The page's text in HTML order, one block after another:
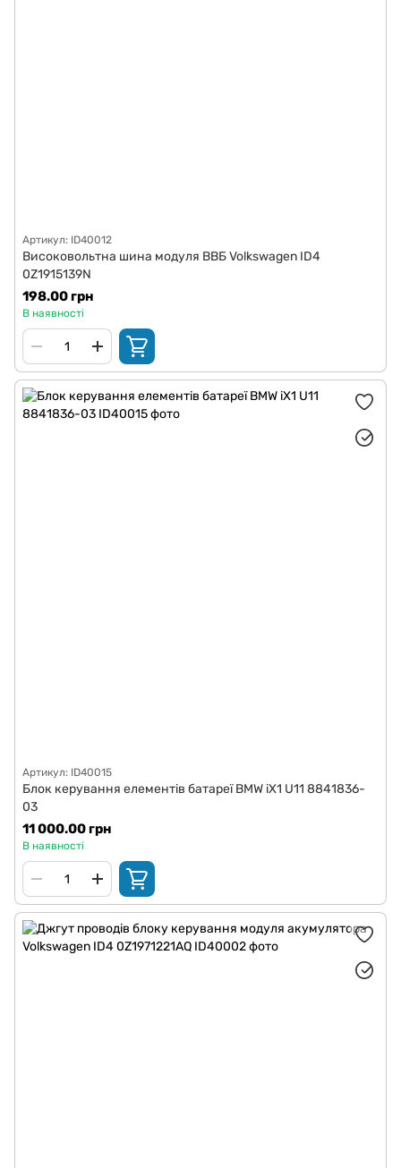
Артикул: ID40012
Високовольтна шина модуля ВВБ Volkswagen ID4
0Z1915139N
198.00 грн
В наявності
Артикул: ID40015
Блок керування елементів батареї BMW iX1 U11 8841836-
03
11 000.00 грн
В наявності